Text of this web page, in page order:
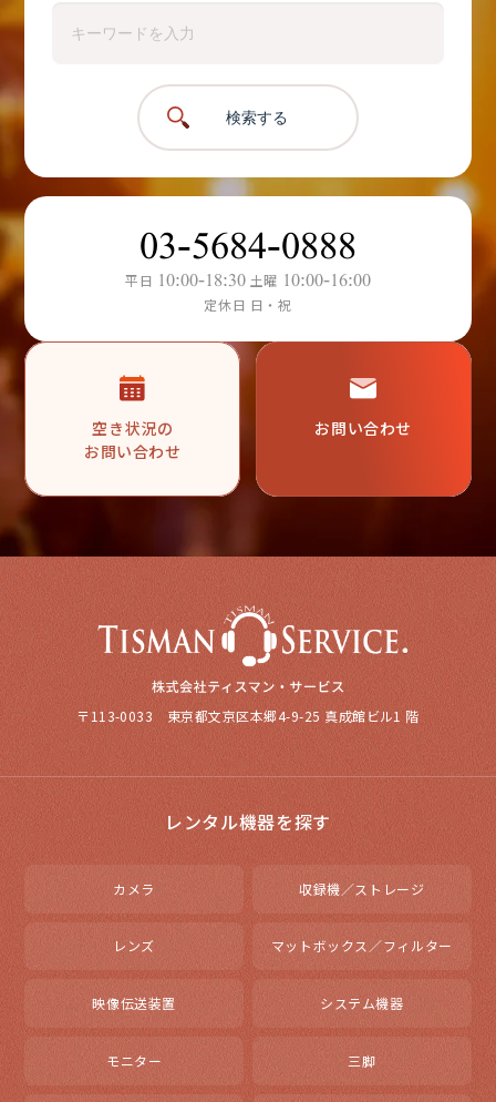
検索する
03-5684-0888
平日 10:00-18:30 土曜 10:00-16:00
定休日 日・祝
空き状況の
お問い合わせ
お問い合わせ
〒113-0033 東京都文京区本郷4-9-25 真成館ビル1 階
レンタル機器を探す
カメラ 収録機／ストレージ
レンズ マットボックス／フィルター
映像伝送装置 システム機器
モニター 三脚